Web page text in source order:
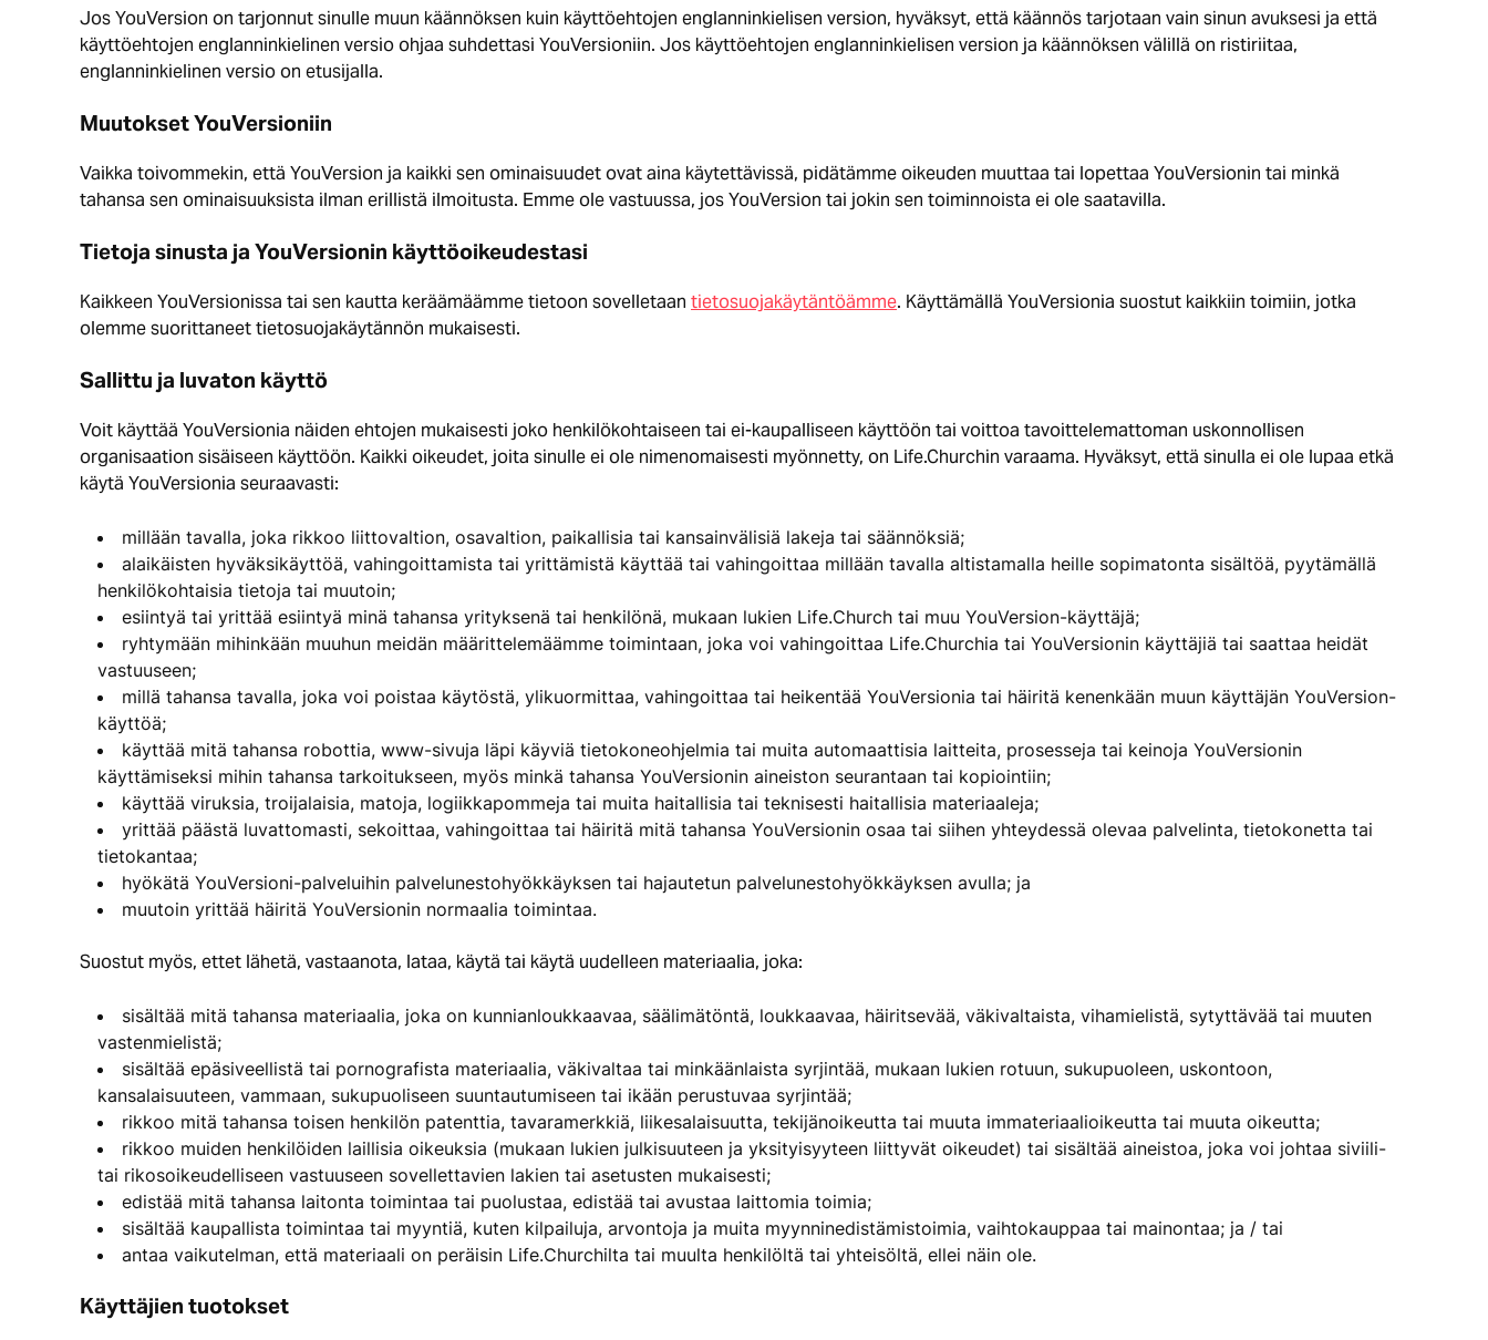
Jos YouVersion on tarjonnut sinulle muun käännöksen kuin käyttöehtojen englanninkielisen version, hyväksyt, että käännös tarjotaan vain sinun avuksesi ja että
käyttöehtojen englanninkielinen versio ohjaa suhdettasi YouVersioniin. Jos käyttöehtojen englanninkielisen version ja käännöksen välillä on ristiriitaa,
englanninkielinen versio on etusijalla.
Muutokset YouVersioniin
Vaikka toivommekin, että YouVersion ja kaikki sen ominaisuudet ovat aina käytettävissä, pidätämme oikeuden muuttaa tai lopettaa YouVersionin tai minkä
tahansa sen ominaisuuksista ilman erillistä ilmoitusta. Emme ole vastuussa, jos YouVersion tai jokin sen toiminnoista ei ole saatavilla.
Tietoja sinusta ja YouVersionin käyttöoikeudestasi
Kaikkeen YouVersionissa tai sen kautta keräämäämme tietoon sovelletaan tietosuojakäytäntöämme. Käyttämällä YouVersionia suostut kaikkiin toimiin, jotka
olemme suorittaneet tietosuojakäytännön mukaisesti.
Sallittu ja luvaton käyttö
Voit käyttää YouVersionia näiden ehtojen mukaisesti joko henkilökohtaiseen tai ei-kaupalliseen käyttöön tai voittoa tavoittelemattoman uskonnollisen
organisaation sisäiseen käyttöön. Kaikki oikeudet, joita sinulle ei ole nimenomaisesti myönnetty, on Life.Churchin varaama. Hyväksyt, että sinulla ei ole lupaa etkä
käytä YouVersionia seuraavasti:
millään tavalla, joka rikkoo liittovaltion, osavaltion, paikallisia tai kansainvälisiä lakeja tai säännöksiä;
alaikäisten hyväksikäyttöä, vahingoittamista tai yrittämistä käyttää tai vahingoittaa millään tavalla altistamalla heille sopimatonta sisältöä, pyytämällä
henkilökohtaisia tietoja tai muutoin;
esiintyä tai yrittää esiintyä minä tahansa yrityksenä tai henkilönä, mukaan lukien Life.Church tai muu YouVersion-käyttäjä;
ryhtymään mihinkään muuhun meidän määrittelemäämme toimintaan, joka voi vahingoittaa Life.Churchia tai YouVersionin käyttäjiä tai saattaa heidät
vastuuseen;
millä tahansa tavalla, joka voi poistaa käytöstä, ylikuormittaa, vahingoittaa tai heikentää YouVersionia tai häiritä kenenkään muun käyttäjän YouVersion-
käyttöä;
käyttää mitä tahansa robottia, www-sivuja läpi käyviä tietokoneohjelmia tai muita automaattisia laitteita, prosesseja tai keinoja YouVersionin
käyttämiseksi mihin tahansa tarkoitukseen, myös minkä tahansa YouVersionin aineiston seurantaan tai kopiointiin;
käyttää viruksia, troijalaisia, matoja, logiikkapommeja tai muita haitallisia tai teknisesti haitallisia materiaaleja;
yrittää päästä luvattomasti, sekoittaa, vahingoittaa tai häiritä mitä tahansa YouVersionin osaa tai siihen yhteydessä olevaa palvelinta, tietokonetta tai
tietokantaa;
hyökätä YouVersioni-palveluihin palvelunestohyökkäyksen tai hajautetun palvelunestohyökkäyksen avulla; ja
muutoin yrittää häiritä YouVersionin normaalia toimintaa.
Suostut myös, ettet lähetä, vastaanota, lataa, käytä tai käytä uudelleen materiaalia, joka:
sisältää mitä tahansa materiaalia, joka on kunnianloukkaavaa, säälimätöntä, loukkaavaa, häiritsevää, väkivaltaista, vihamielistä, sytyttävää tai muuten
vastenmielistä;
sisältää epäsiveellistä tai pornografista materiaalia, väkivaltaa tai minkäänlaista syrjintää, mukaan lukien rotuun, sukupuoleen, uskontoon,
kansalaisuuteen, vammaan, sukupuoliseen suuntautumiseen tai ikään perustuvaa syrjintää;
rikkoo mitä tahansa toisen henkilön patenttia, tavaramerkkiä, liikesalaisuutta, tekijänoikeutta tai muuta immateriaalioikeutta tai muuta oikeutta;
rikkoo muiden henkilöiden laillisia oikeuksia (mukaan lukien julkisuuteen ja yksityisyyteen liittyvät oikeudet) tai sisältää aineistoa, joka voi johtaa siviili-
tai rikosoikeudelliseen vastuuseen sovellettavien lakien tai asetusten mukaisesti;
edistää mitä tahansa laitonta toimintaa tai puolustaa, edistää tai avustaa laittomia toimia;
sisältää kaupallista toimintaa tai myyntiä, kuten kilpailuja, arvontoja ja muita myynninedistämistoimia, vaihtokauppaa tai mainontaa; ja / tai
antaa vaikutelman, että materiaali on peräisin Life.Churchilta tai muulta henkilöltä tai yhteisöltä, ellei näin ole.
Käyttäjien tuotokset